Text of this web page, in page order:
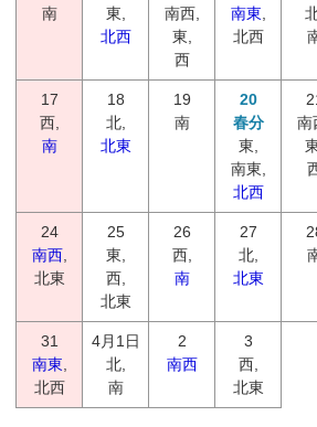
南
東,
北西
南西,
東,
西
南東
北西
17
西,
南
18
北,
北東
19
南
20
春分
東,
南東,
北西
南
24
南西,
北東
25
東,
西,
北東
26
西,
南
27
北,
北東
31
南東
北西
4月1日
北,
南
2
南西
3
西,
北東